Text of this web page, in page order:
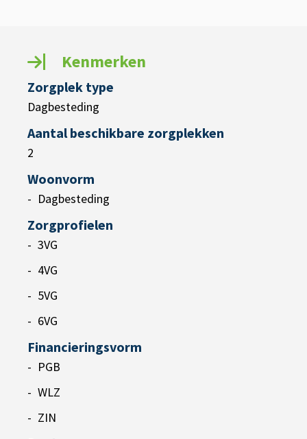
Kenmerken
Zorgplek type
Dagbesteding
Aantal beschikbare zorgplekken
2
Woonvorm
Dagbesteding
Zorgprofielen
3VG
4VG
5VG
6VG
Financieringsvorm
PGB
WLZ
ZIN